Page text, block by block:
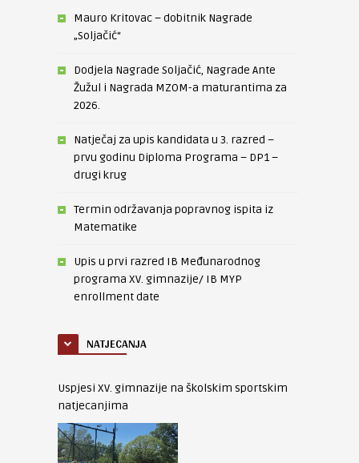
Mauro Kritovac – dobitnik Nagrade
„Soljačić“
Dodjela Nagrade Soljačić, Nagrade Ante
Žužul i Nagrada MZOM-a maturantima za
2026.
Natječaj za upis kandidata u 3. razred –
prvu godinu Diploma Programa – DP1 –
drugi krug
Termin održavanja popravnog ispita iz
Matematike
Upis u prvi razred IB Međunarodnog
programa XV. gimnazije/ IB MYP
enrollment date
NATJECANJA
Uspjesi XV. gimnazije na školskim sportskim
natjecanjima